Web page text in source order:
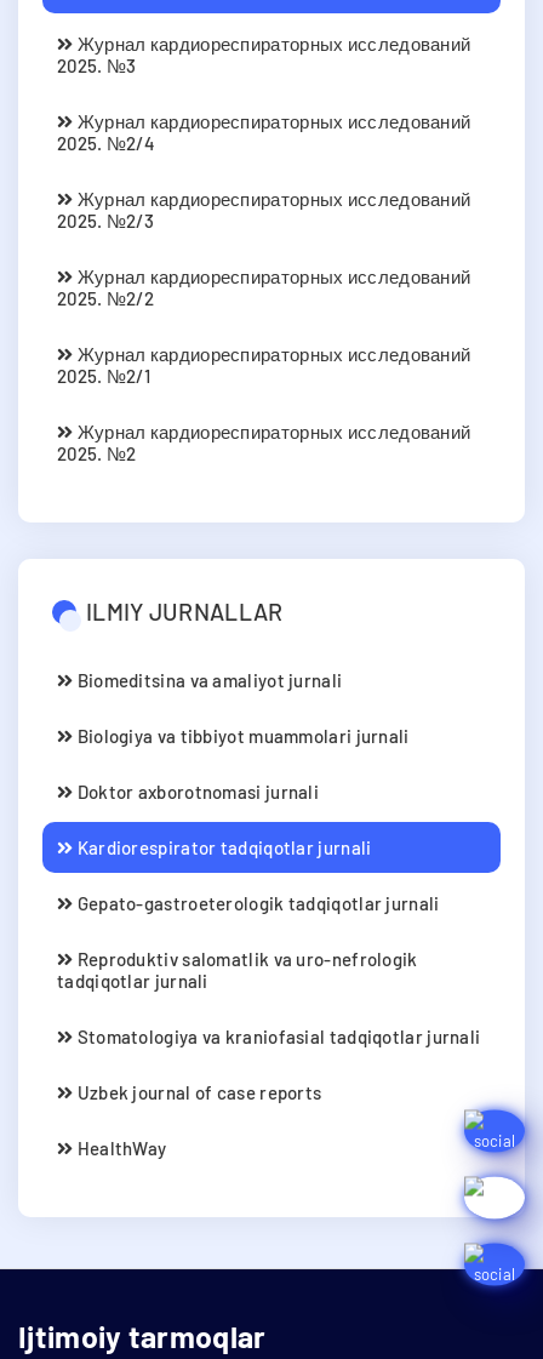
Журнал кардиореспираторных исследований
2025. №3
Журнал кардиореспираторных исследований
2025. №2/4
Журнал кардиореспираторных исследований
2025. №2/3
Журнал кардиореспираторных исследований
2025. №2/2
Журнал кардиореспираторных исследований
2025. №2/1
Журнал кардиореспираторных исследований
2025. №2
ILMIY JURNALLAR
Biomeditsina va amaliyot jurnali
Biologiya va tibbiyot muammolari jurnali
Doktor axborotnomasi jurnali
Kardiorespirator tadqiqotlar jurnali
Gepato-gastroeterologik tadqiqotlar jurnali
Reproduktiv salomatlik va uro-nefrologik
tadqiqotlar jurnali
Stomatologiya va kraniofasial tadqiqotlar jurnali
Uzbek journal of case reports
HealthWay
Ijtimoiy tarmoqlar